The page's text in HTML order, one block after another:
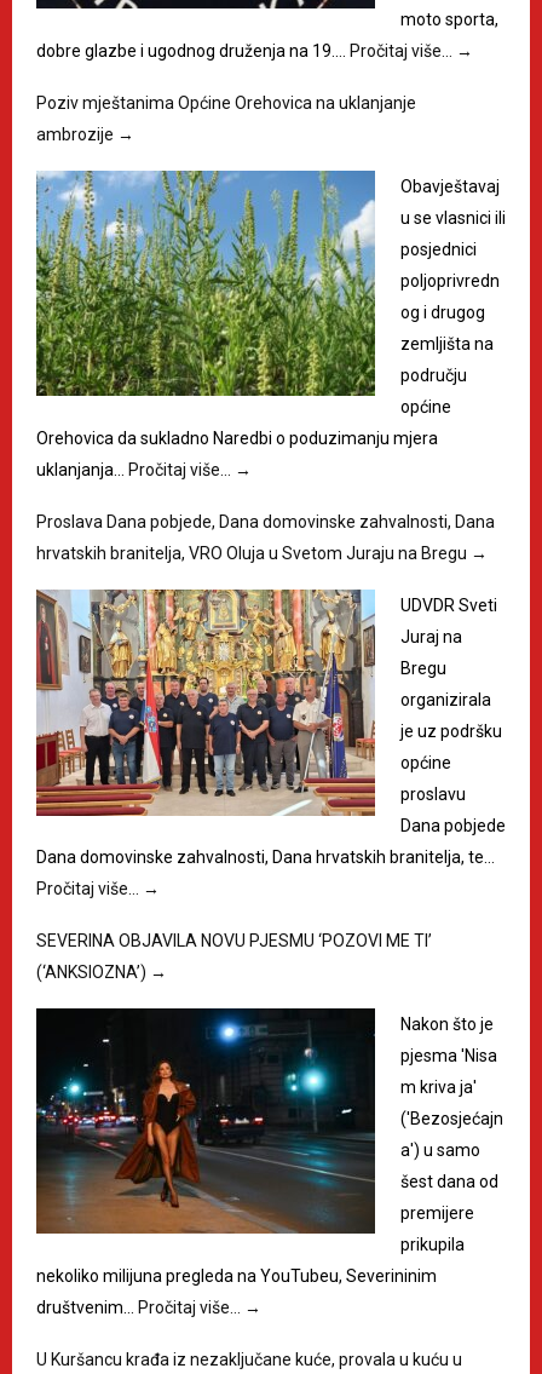
moto sporta,
dobre glazbe i ugodnog druženja na 19.… Pročitaj više… →
Poziv mještanima Općine Orehovica na uklanjanje
ambrozije →
Obavještavaj
u se vlasnici ili
posjednici
poljoprivredn
og i drugog
zemljišta na
području
općine
Orehovica da sukladno Naredbi o poduzimanju mjera
uklanjanja… Pročitaj više… →
Proslava Dana pobjede, Dana domovinske zahvalnosti, Dana
hrvatskih branitelja, VRO Oluja u Svetom Juraju na Bregu →
UDVDR Sveti
Juraj na
Bregu
organizirala
je uz podršku
općine
proslavu
Dana pobjede
Dana domovinske zahvalnosti, Dana hrvatskih branitelja, te…
Pročitaj više… →
SEVERINA OBJAVILA NOVU PJESMU ‘POZOVI ME TI’
(‘ANKSIOZNA’) →
Nakon što je
pjesma 'Nisa
m kriva ja'
('Bezosjećajn
a') u samo
šest dana od
premijere
prikupila
nekoliko milijuna pregleda na YouTubeu, Severininim
društvenim… Pročitaj više… →
U Kuršancu krađa iz nezaključane kuće, provala u kuću u